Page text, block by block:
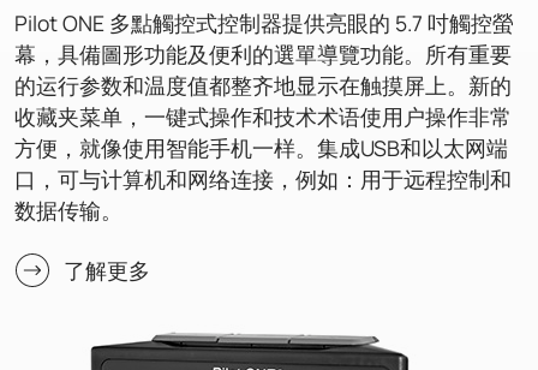
Pilot ONE 多點觸控式控制器提供亮眼的 5.7 吋觸控螢
幕，具備圖形功能及便利的選單導覽功能。所有重要
的运行参数和温度值都整齐地显示在触摸屏上。新的
收藏夹菜单，一键式操作和技术术语使用户操作非常
方便，就像使用智能手机一样。集成USB和以太网端
口，可与计算机和网络连接，例如：用于远程控制和
数据传输。
了解更多